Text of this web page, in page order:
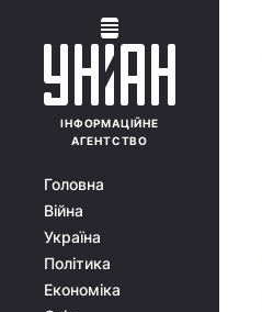
ІНФОРМАЦІЙНЕ
АГЕНТСТВО
Головна
Війна
Україна
Політика
Економіка